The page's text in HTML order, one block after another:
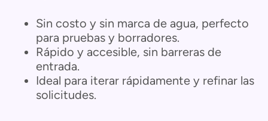
Sin costo y sin marca de agua, perfecto
para pruebas y borradores.
Rápido y accesible, sin barreras de
entrada.
Ideal para iterar rápidamente y refinar las
solicitudes.